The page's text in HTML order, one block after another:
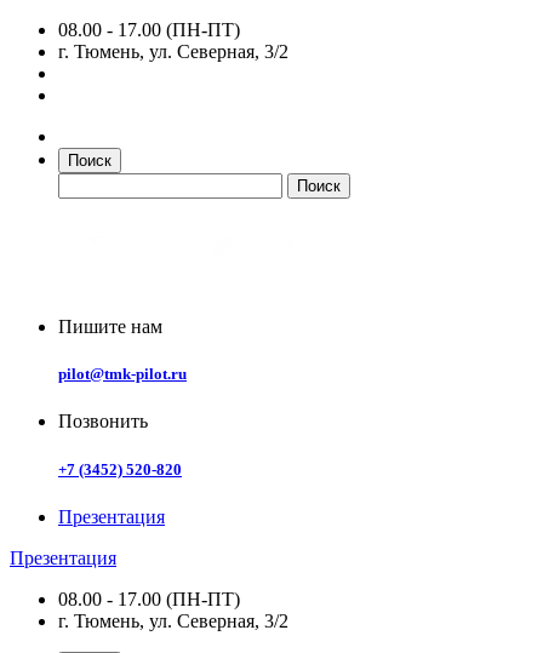
08.00 - 17.00 (ПН-ПТ)
г. Тюмень, ул. Северная, 3/2
Поиск
Пишите нам
pilot@tmk-pilot.ru
Позвонить
+7 (3452) 520-820
Презентация
Презентация
08.00 - 17.00 (ПН-ПТ)
г. Тюмень, ул. Северная, 3/2